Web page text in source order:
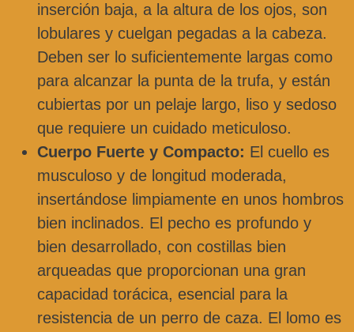
inserción baja, a la altura de los ojos, son
lobulares y cuelgan pegadas a la cabeza.
Deben ser lo suficientemente largas como
para alcanzar la punta de la trufa, y están
cubiertas por un pelaje largo, liso y sedoso
que requiere un cuidado meticuloso.
Cuerpo Fuerte y Compacto: El cuello es
musculoso y de longitud moderada,
insertándose limpiamente en unos hombros
bien inclinados. El pecho es profundo y
bien desarrollado, con costillas bien
arqueadas que proporcionan una gran
capacidad torácica, esencial para la
resistencia de un perro de caza. El lomo es